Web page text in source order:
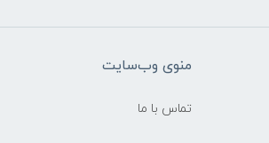
منوی وب‌سایت
تماس با ما